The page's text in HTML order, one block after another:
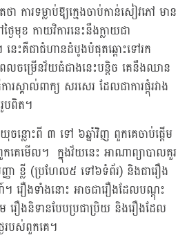
ការទម្លាប់ឱ្យក្មេងចាប់កាន់សៀវភៅ មាន
មុខ កាយវិការនេះនឹងក្លាយជា
នេះគឺជាជំហានដំបូងបំផុតឆ្ពោះទៅរក
ចម្រើនវ័យធំជាងនេះបន្តិច គេនឹងឈាន
ាល់ពាក្យ សរសេរ ដែលជាការផ្ដុំរវាង
បពិត។
ន្លោះពី ៣ ទៅ ៦ឆ្នាំវិញ ពួកគេចាប់ផ្ដើម
គេមើល។ ក្នុងវ័យនេះ អាណាព្យាបាលគួរ
ា ខ្លី (ប្រហែល៥ ទៅ៦ទំព័រ) និងជារឿង
។ រឿងទាំងនោះ អាចជារឿងដែលបណ្ដុះ
រឿងនិទានបែបប្រជាប្រិយ និងរឿងដែល
របស់ពួកគេ។